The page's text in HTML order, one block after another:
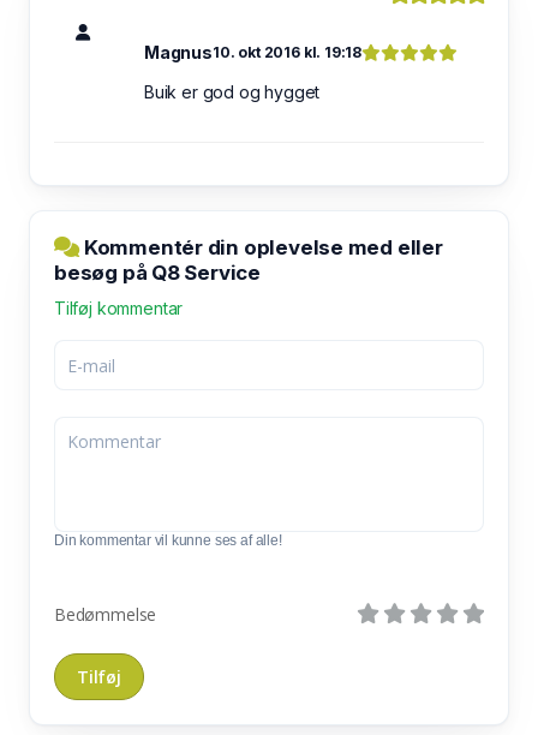
Magnus10. okt 2016 kl. 19:18
Buik er god og hygget
Kommentér din oplevelse med eller
besøg på Q8 Service
Tilføj kommentar
Din kommentar vil kunne ses af alle!
Bedømmelse